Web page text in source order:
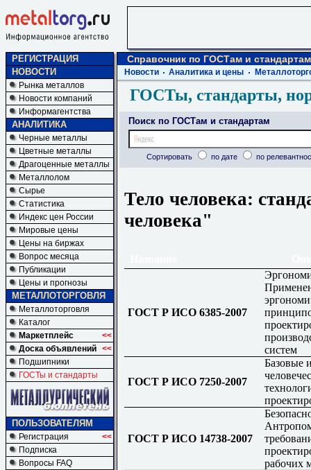
РЕГИСТРАЦИЯ
НОВОСТИ
Рынка металлов
Новости компаний
Информагентства
АНАЛИТИКА
Черные металлы
Цветные металлы
Драгоценные металлы
Металлолом
Сырье
Статистика
Индекс цен России
Мировые цены
Цены на биржах
Вопрос месяца
Публикации
Цены и прогнозы
МЕТАЛЛОТОРГОВЛЯ
Металлоторговля
Каталог
Маркетплейс
<<
Доска объявлений <<
Подшипники
ГОСТы и стандарты
ПОЛЬЗОВАТЕЛЯМ
Регистрация
<<
Подписка
Вопросы FAQ
Справочник по ГОСТам и стандартам
Новости Аналитика и цены
ГОСТы, стандарты,
Поиск по ГОСТам и стандартам
Сортировать по дате по
Тело человека:
человека"
ГОСТ Р ИСО 6385-2007
систем
ГОСТ Р ИСО 7250-2007
Базовые
ГОСТ Р ИСО 14738-2007
рабочих